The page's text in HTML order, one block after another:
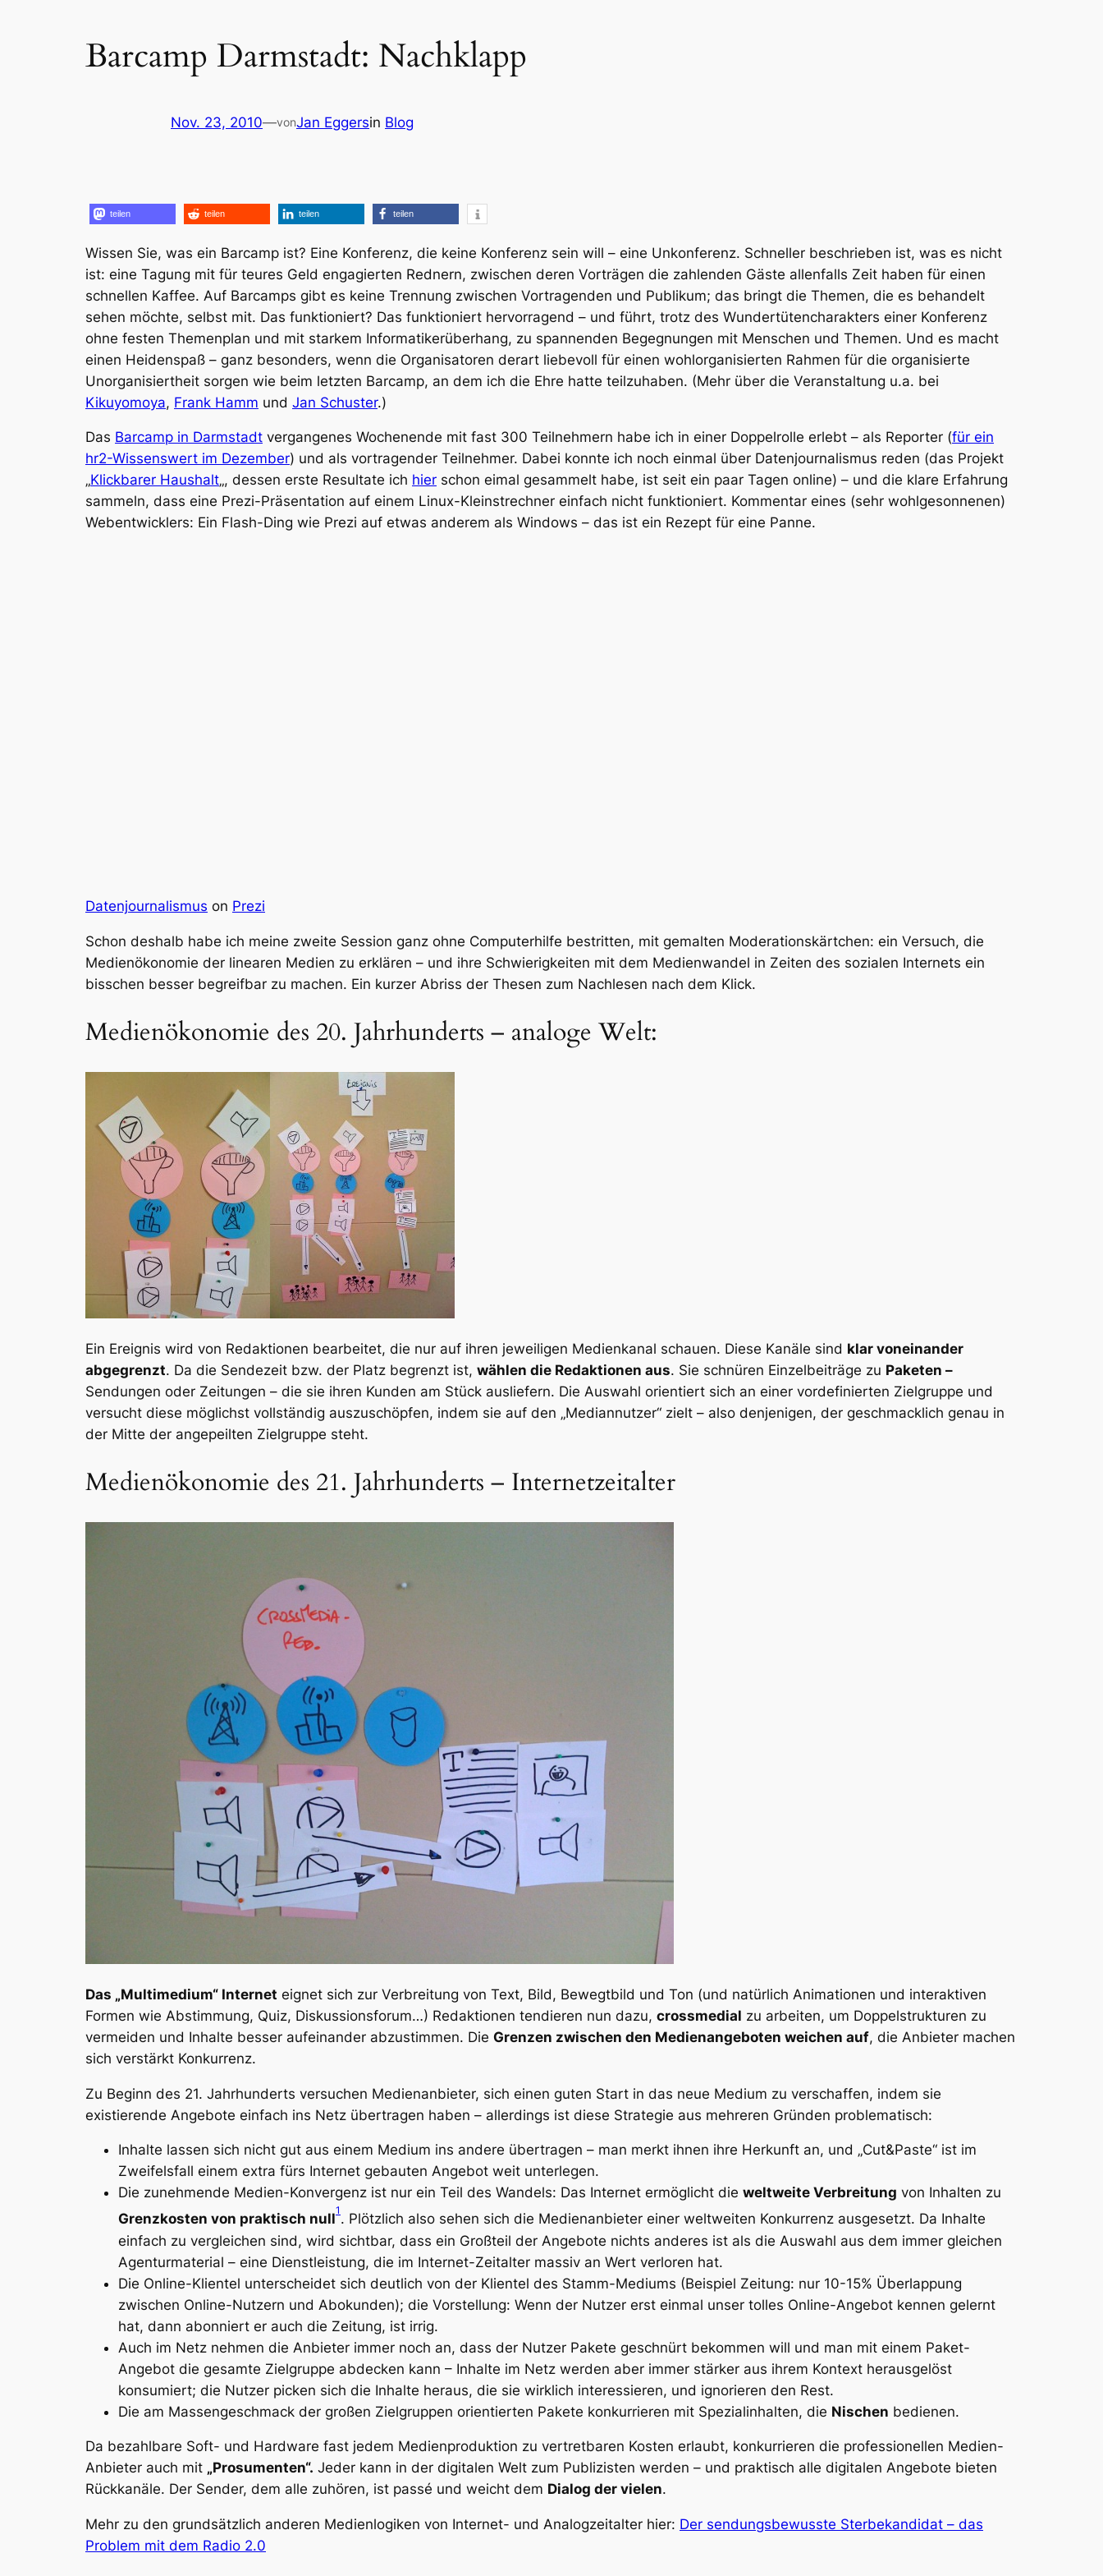
Barcamp Darmstadt: Nachklapp
Nov. 23, 2010—vonJan Eggersin Blog
teilen teilen teilen teilen
Wissen Sie, was ein Barcamp ist? Eine Konferenz, die keine Konferenz sein will – eine Unkonferenz. Schneller beschrieben ist, was es nicht
ist: eine Tagung mit für teures Geld engagierten Rednern, zwischen deren Vorträgen die zahlenden Gäste allenfalls Zeit haben für einen
schnellen Kaffee. Auf Barcamps gibt es keine Trennung zwischen Vortragenden und Publikum; das bringt die Themen, die es behandelt
sehen möchte, selbst mit. Das funktioniert? Das funktioniert hervorragend – und führt, trotz des Wundertütencharakters einer Konferenz
ohne festen Themenplan und mit starkem Informatikerüberhang, zu spannenden Begegnungen mit Menschen und Themen. Und es macht
einen Heidenspaß – ganz besonders, wenn die Organisatoren derart liebevoll für einen wohlorganisierten Rahmen für die organisierte
Unorganisiertheit sorgen wie beim letzten Barcamp, an dem ich die Ehre hatte teilzuhaben. (Mehr über die Veranstaltung u.a. bei
Kikuyomoya, Frank Hamm und Jan Schuster.)
Das Barcamp in Darmstadt vergangenes Wochenende mit fast 300 Teilnehmern habe ich in einer Doppelrolle erlebt – als Reporter (für ein
hr2-Wissenswert im Dezember) und als vortragender Teilnehmer. Dabei konnte ich noch einmal über Datenjournalismus reden (das Projekt
„Klickbarer Haushalt„, dessen erste Resultate ich hier schon eimal gesammelt habe, ist seit ein paar Tagen online) – und die klare Erfahrung
sammeln, dass eine Prezi-Präsentation auf einem Linux-Kleinstrechner einfach nicht funktioniert. Kommentar eines (sehr wohlgesonnenen)
Webentwicklers: Ein Flash-Ding wie Prezi auf etwas anderem als Windows – das ist ein Rezept für eine Panne.
Datenjournalismus on Prezi
Schon deshalb habe ich meine zweite Session ganz ohne Computerhilfe bestritten, mit gemalten Moderationskärtchen: ein Versuch, die
Medienökonomie der linearen Medien zu erklären – und ihre Schwierigkeiten mit dem Medienwandel in Zeiten des sozialen Internets ein
bisschen besser begreifbar zu machen. Ein kurzer Abriss der Thesen zum Nachlesen nach dem Klick.
Medienökonomie des 20. Jahrhunderts – analoge Welt:
Ein Ereignis wird von Redaktionen bearbeitet, die nur auf ihren jeweiligen Medienkanal schauen. Diese Kanäle sind klar voneinander
abgegrenzt. Da die Sendezeit bzw. der Platz begrenzt ist, wählen die Redaktionen aus. Sie schnüren Einzelbeiträge zu Paketen –
Sendungen oder Zeitungen – die sie ihren Kunden am Stück ausliefern. Die Auswahl orientiert sich an einer vordefinierten Zielgruppe und
versucht diese möglichst vollständig auszuschöpfen, indem sie auf den „Mediannutzer“ zielt – also denjenigen, der geschmacklich genau in
der Mitte der angepeilten Zielgruppe steht.
Medienökonomie des 21. Jahrhunderts – Internetzeitalter
Das „Multimedium“ Internet eignet sich zur Verbreitung von Text, Bild, Bewegtbild und Ton (und natürlich Animationen und interaktiven
Formen wie Abstimmung, Quiz, Diskussionsforum…) Redaktionen tendieren nun dazu, crossmedial zu arbeiten, um Doppelstrukturen zu
vermeiden und Inhalte besser aufeinander abzustimmen. Die Grenzen zwischen den Medienangeboten weichen auf, die Anbieter machen
sich verstärkt Konkurrenz.
Zu Beginn des 21. Jahrhunderts versuchen Medienanbieter, sich einen guten Start in das neue Medium zu verschaffen, indem sie
existierende Angebote einfach ins Netz übertragen haben – allerdings ist diese Strategie aus mehreren Gründen problematisch:
Inhalte lassen sich nicht gut aus einem Medium ins andere übertragen – man merkt ihnen ihre Herkunft an, und „Cut&Paste“ ist im
Zweifelsfall einem extra fürs Internet gebauten Angebot weit unterlegen.
Die zunehmende Medien-Konvergenz ist nur ein Teil des Wandels: Das Internet ermöglicht die weltweite Verbreitung von Inhalten zu
Grenzkosten von praktisch null
1
. Plötzlich also sehen sich die Medienanbieter einer weltweiten Konkurrenz ausgesetzt. Da Inhalte
einfach zu vergleichen sind, wird sichtbar, dass ein Großteil der Angebote nichts anderes ist als die Auswahl aus dem immer gleichen
Agenturmaterial – eine Dienstleistung, die im Internet-Zeitalter massiv an Wert verloren hat.
Die Online-Klientel unterscheidet sich deutlich von der Klientel des Stamm-Mediums (Beispiel Zeitung: nur 10-15% Überlappung
zwischen Online-Nutzern und Abokunden); die Vorstellung: Wenn der Nutzer erst einmal unser tolles Online-Angebot kennen gelernt
hat, dann abonniert er auch die Zeitung, ist irrig.
Auch im Netz nehmen die Anbieter immer noch an, dass der Nutzer Pakete geschnürt bekommen will und man mit einem Paket-
Angebot die gesamte Zielgruppe abdecken kann – Inhalte im Netz werden aber immer stärker aus ihrem Kontext herausgelöst
konsumiert; die Nutzer picken sich die Inhalte heraus, die sie wirklich interessieren, und ignorieren den Rest.
Die am Massengeschmack der großen Zielgruppen orientierten Pakete konkurrieren mit Spezialinhalten, die Nischen bedienen.
Da bezahlbare Soft- und Hardware fast jedem Medienproduktion zu vertretbaren Kosten erlaubt, konkurrieren die professionellen Medien-
Anbieter auch mit „Prosumenten“. Jeder kann in der digitalen Welt zum Publizisten werden – und praktisch alle digitalen Angebote bieten
Rückkanäle. Der Sender, dem alle zuhören, ist passé und weicht dem Dialog der vielen.
Mehr zu den grundsätzlich anderen Medienlogiken von Internet- und Analogzeitalter hier: Der sendungsbewusste Sterbekandidat – das
Problem mit dem Radio 2.0